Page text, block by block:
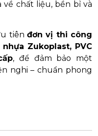
chất liệu, bền bỉ và
tiên đơn vị thi công
nhựa Zukoplast, PVC
, để đảm bảo một
nghi – chuẩn phong